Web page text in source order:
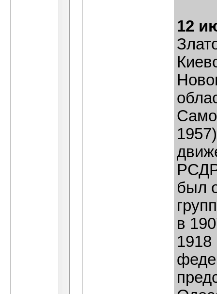
12
был
в